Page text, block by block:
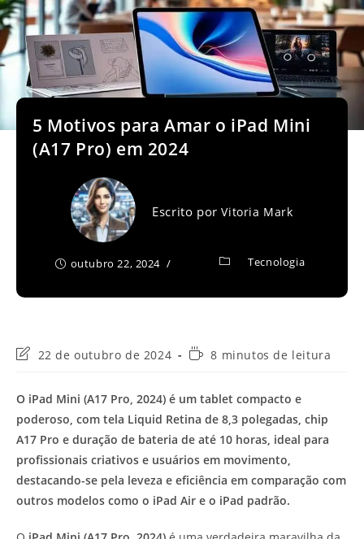
5 Motivos para Amar o iPad Mini
(A17 Pro) em 2024
Escrito porVitoria Mark
outubro 22, 2024 Tecnologia
Última
post:
22 de outubro de 2024
Tempo8 minutos de leitura
O iPad Mini (A17 Pro, 2024) é um tablet compacto e
poderoso, com tela Liquid Retina de 8,3 polegadas, chip
A17 Pro e duração de bateria de até 10 horas, ideal para
profissionais criativos e usuários em movimento,
destacando-se pela leveza e eficiência em comparação com
outros modelos como o iPad Air e o iPad padrão.